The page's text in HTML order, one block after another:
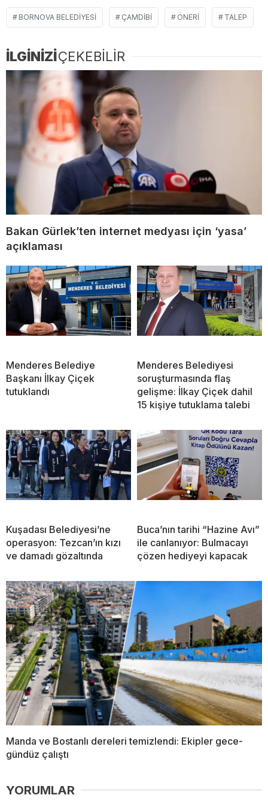
BORNOVA BELEDIYESI ÇAMDIBI ÖNERI TALEP
İLGİNİZİÇEKEBİLİR
Bakan Gürlek’ten internet medyası için ‘yasa’
açıklaması
Menderes Belediye
Başkanı İlkay Çiçek
tutuklandı
Menderes Belediyesi
soruşturmasında flaş
gelişme: İlkay Çiçek dahil
15 kişiye tutuklama talebi
Kuşadası Belediyesi’ne
operasyon: Tezcan’ın kızı
ve damadı gözaltında
Buca’nın tarihi “Hazine Avı”
ile canlanıyor: Bulmacayı
çözen hediyeyi kapacak
Manda ve Bostanlı dereleri temizlendi: Ekipler gece-
gündüz çalıştı
YORUMLAR